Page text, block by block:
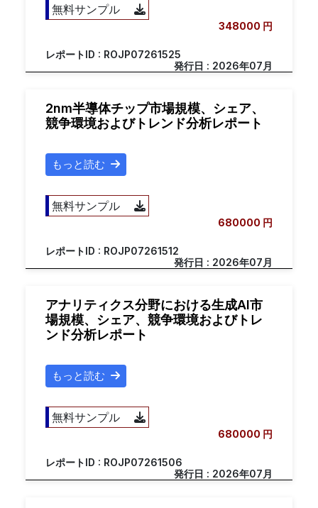
無料サンプル
348000 円
レポートID : ROJP07261525
発行日 : 2026年07月
2nm半導体チップ市場規模、シェア、
競争環境およびトレンド分析レポート
もっと読む
無料サンプル
680000 円
レポートID : ROJP07261512
発行日 : 2026年07月
アナリティクス分野における生成AI市
場規模、シェア、競争環境およびトレ
ンド分析レポート
もっと読む
無料サンプル
680000 円
レポートID : ROJP07261506
発行日 : 2026年07月